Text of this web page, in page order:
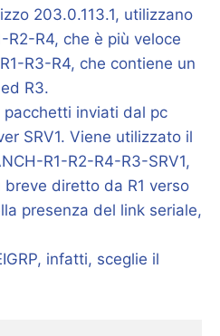
203.0.113.1, utilizzano
R2-R4, che è più veloce
R3-R4, che contiene un
R3.
inviati dal pc
SRV1. Viene utilizzato il
R1-R2-R4-R3-SRV1,
diretto da R1 verso
presenza del link seriale,
infatti, sceglie il